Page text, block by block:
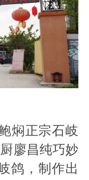
焖正宗石岐
廖昌纯巧妙
鸽，制作出